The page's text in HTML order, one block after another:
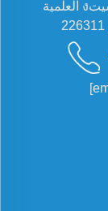
Add: #19 طريق زهوسونغ، حديقة سوكسيتง العلمية